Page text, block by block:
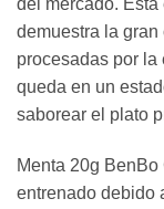
demuestra la
procesadas por la
queda en un
saborear el plato
Menta 20g
entrenado debido